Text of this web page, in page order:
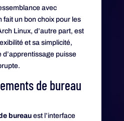
avec
fait un bon choix pour les
Linux, d’autre part, est
et sa simplicité,
d’apprentissage puisse
de bureau
bureauest l’interface